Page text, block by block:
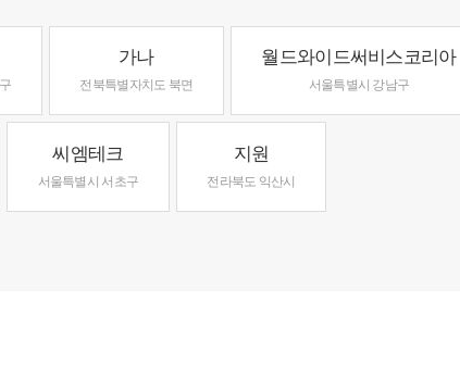
가나
전북특별자치도 북면
월드와이드써비스코리아
서울특별시 강남구
씨엠테크
서울특별시 서초구
지원
전라북도 익산시